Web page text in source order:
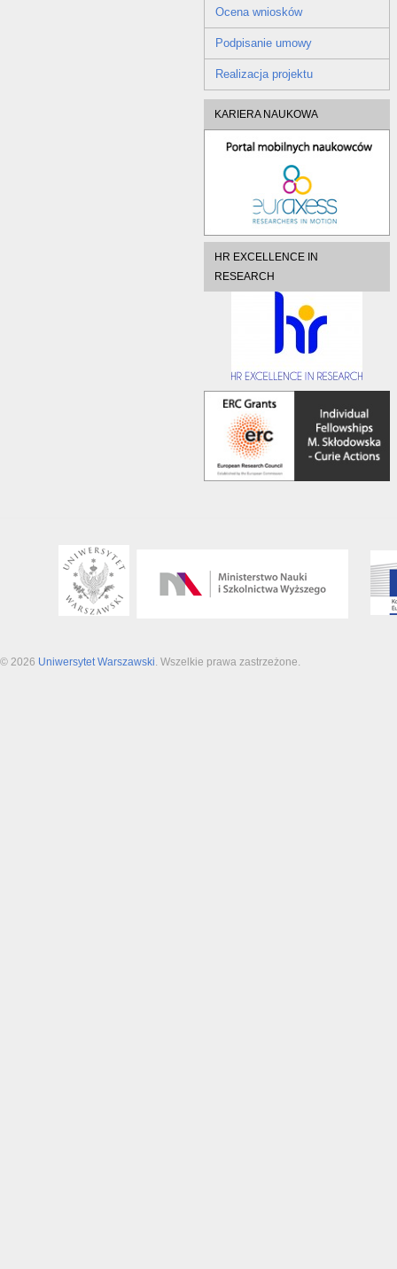
Ocena wniosków
Podpisanie umowy
Realizacja projektu
KARIERA NAUKOWA
HR EXCELLENCE IN
RESEARCH
© 2026 Uniwersytet Warszawski . Wszelkie prawa zastrzeżone.